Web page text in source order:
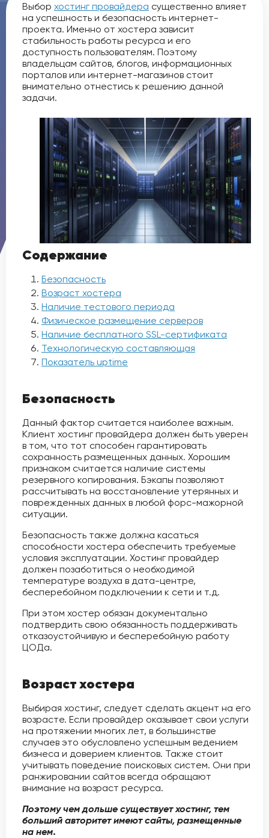
Выбор хостинг провайдера существенно влияет
на успешность и безопасность интернет-
проекта. Именно от хостера зависит
стабильность работы ресурса и его
доступность пользователям. Поэтому
владельцам сайтов, блогов, информационных
порталов или интернет-магазинов стоит
внимательно отнестись к решению данной
задачи.
Содержание
Безопасность
Возраст хостера
Наличие тестового периода
Физическое размещение серверов
Наличие бесплатного SSL-сертификата
Технологическую составляющая
Показатель uptime
Безопасность
Данный фактор считается наиболее важным.
Клиент хостинг провайдера должен быть уверен
в том, что тот способен гарантировать
сохранность размещенных данных. Хорошим
признаком считается наличие системы
резервного копирования. Бэкапы позволяют
рассчитывать на восстановление утерянных и
поврежденных данных в любой форс-мажорной
ситуации.
Безопасность также должна касаться
способности хостера обеспечить требуемые
условия эксплуатации. Хостинг провайдер
должен позаботиться о необходимой
температуре воздуха в дата-центре,
бесперебойном подключении к сети и т.д.
При этом хостер обязан документально
подтвердить свою обязанность поддерживать
отказоустойчивую и бесперебойную работу
ЦОДа.
Возраст хостера
Выбирая хостинг, следует сделать акцент на его
возрасте. Если провайдер оказывает свои услуги
на протяжении многих лет, в большинстве
случаев это обусловлено успешным ведением
бизнеса и доверием клиентов. Также стоит
учитывать поведение поисковых систем. Они при
ранжировании сайтов всегда обращают
внимание на возраст ресурса.
Поэтому чем дольше существует хостинг, тем
больший авторитет имеют сайты, размещенные
на нем.